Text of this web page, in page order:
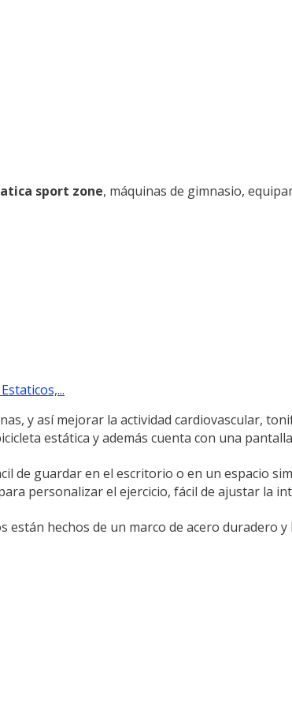
sport zone, máquinas de gimnasio,
y así mejorar la actividad cardiovascular,
estática y además cuenta con una
de guardar en el escritorio o en un espacio
personalizar el ejercicio, fácil de ajustar la
están hechos de un marco de acero duradero